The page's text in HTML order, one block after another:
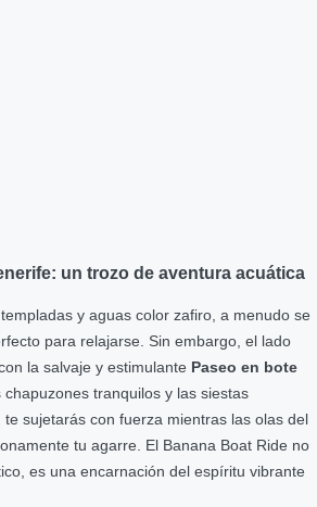
un trozo de aventura acuática
y aguas color zafiro, a menudo se
para relajarse. Sin embargo, el lado
la salvaje y estimulante Paseo en bote
chapuzones tranquilos y las siestas
sujetarás con fuerza mientras las olas del
tu agarre. El Banana Boat Ride no
es una encarnación del espíritu vibrante